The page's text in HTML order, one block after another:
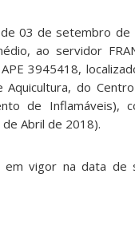
de 03 de setembro
ao servidor
3945418,
do
de Inflamáveis),
Abril de 2018).
vigor na data de